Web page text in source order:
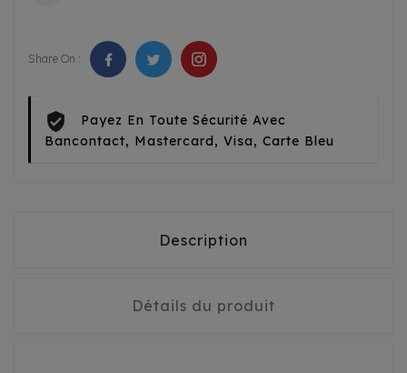
Share On :
Payez En Toute Sécurité Avec
Bancontact, Mastercard, Visa, Carte Bleu
Description
Détails du produit